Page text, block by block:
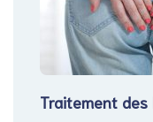
Traitement